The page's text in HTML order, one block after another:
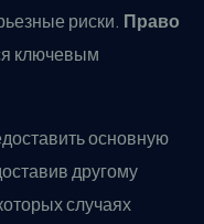
риски. Право
ключевым
основную
другому
случаях